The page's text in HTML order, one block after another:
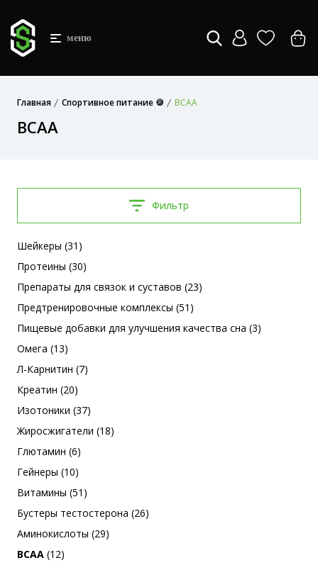
меню
Главная Спортивное питание 🍪 BCAA
BCAA
Фильтр
Шейкеры (31)
Протеины (30)
Препараты для связок и суставов (23)
Предтренировочные комплексы (51)
Пищевые добавки для улучшения качества сна (3)
Омега (13)
Л-Карнитин (7)
Креатин (20)
Изотоники (37)
Жиросжигатели (18)
Глютамин (6)
Гейнеры (10)
Витамины (51)
Бустеры тестостерона (26)
Аминокислоты (29)
BCAA (12)